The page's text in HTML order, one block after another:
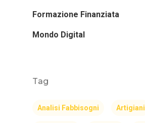
Formazione Finanziata
Mondo Digital
Tag
Analisi Fabbisogni Artigiani